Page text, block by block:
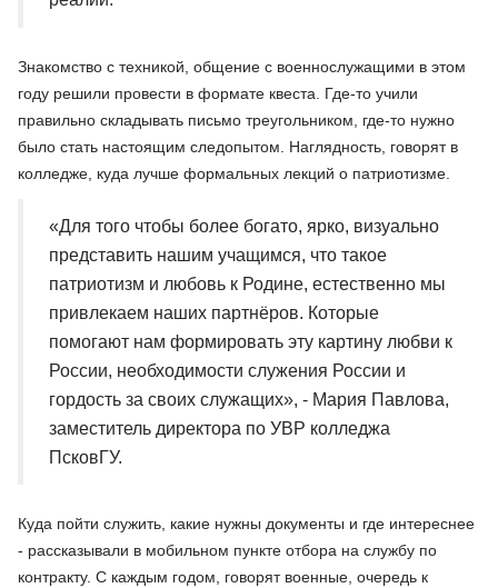
Знакомство с техникой, общение с военнослужащими в этом
году решили провести в формате квеста. Где-то учили
правильно складывать письмо треугольником, где-то нужно
было стать настоящим следопытом. Наглядность, говорят в
колледже, куда лучше формальных лекций о патриотизме.
«Для того чтобы более богато, ярко, визуально
представить нашим учащимся, что такое
патриотизм и любовь к Родине, естественно мы
привлекаем наших партнёров. Которые
помогают нам формировать эту картину любви к
России, необходимости служения России и
гордость за своих служащих», - Мария Павлова,
заместитель директора по УВР колледжа
ПсковГУ.
Куда пойти служить, какие нужны документы и где интереснее
- рассказывали в мобильном пункте отбора на службу по
контракту. С каждым годом, говорят военные, очередь к